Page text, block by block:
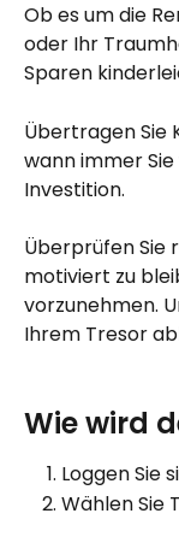
Ob es um die
oder Ihr
Sparen
Übertragen Sie
wann immer
Investition.
Überprüfen Sie
motiviert zu
vorzunehmen.
Ihrem Tresor
Wie wird
Loggen Sie
Wählen Sie